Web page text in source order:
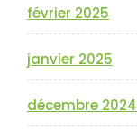
février 2025
janvier 2025
décembre 2024